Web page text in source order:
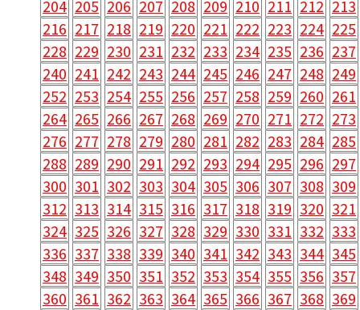
204 205 206 207 208 209 210 211 212 213
216 217 218 219 220 221 222 223 224 225
228 229 230 231 232 233 234 235 236 237
240 241 242 243 244 245 246 247 248 249
252 253 254 255 256 257 258 259 260 261
264 265 266 267 268 269 270 271 272 273
276 277 278 279 280 281 282 283 284 285
288 289 290 291 292 293 294 295 296 297
300 301 302 303 304 305 306 307 308 309
312 313 314 315 316 317 318 319 320 321
324 325 326 327 328 329 330 331 332 333
336 337 338 339 340 341 342 343 344 345
348 349 350 351 352 353 354 355 356 357
360 361 362 363 364 365 366 367 368 369